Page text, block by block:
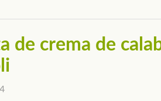
de crema de
4